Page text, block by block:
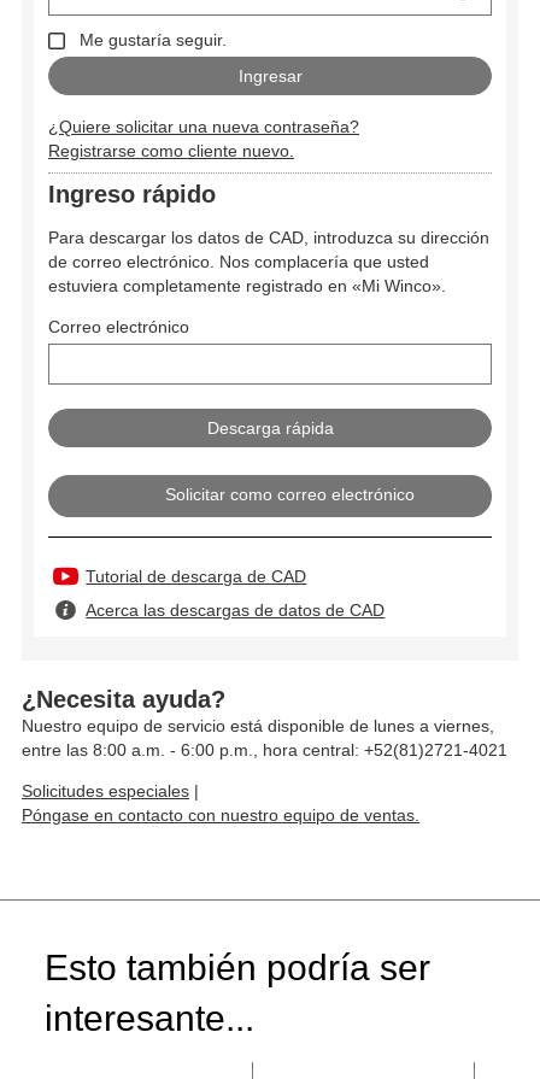
Me gustaría seguir.
¿Quiere solicitar una nueva contraseña?
Registrarse como cliente nuevo.
Ingreso rápido
Para descargar los datos de CAD, introduzca su dirección
de correo electrónico. Nos complacería que usted
estuviera completamente registrado en «Mi Winco».
Correo electrónico
Solicitar como correo electrónico
Tutorial de descarga de CAD
Acerca las descargas de datos de CAD
¿Necesita ayuda?
Nuestro equipo de servicio está disponible de lunes a viernes,
entre las 8:00 a.m. - 6:00 p.m., hora central: +52(81)2721-4021
Solicitudes especiales |
Póngase en contacto con nuestro equipo de ventas.
Esto también podría ser
interesante...